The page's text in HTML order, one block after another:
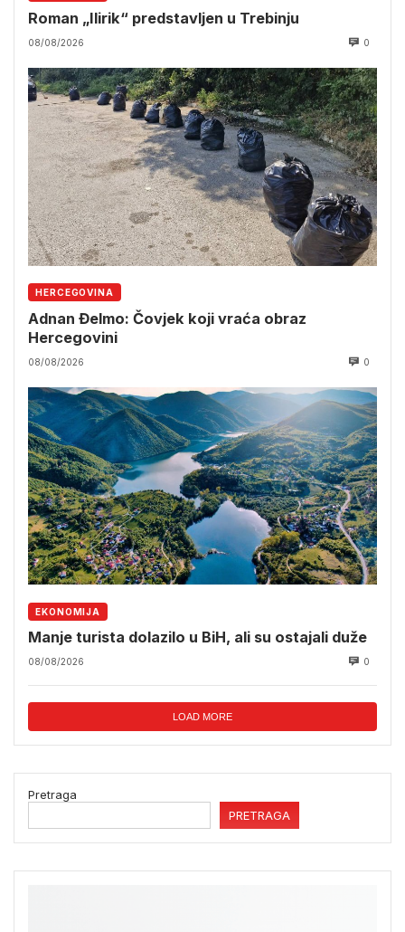
Roman „Ilirik“ predstavljen u Trebinju
08/08/2026 0
HERCEGOVINA
Adnan Đelmo: Čovjek koji vraća obraz
Hercegovini
08/08/2026 0
EKONOMIJA
Manje turista dolazilo u BiH, ali su ostajali duže
08/08/2026 0
LOAD MORE
Pretraga
PRETRAGA